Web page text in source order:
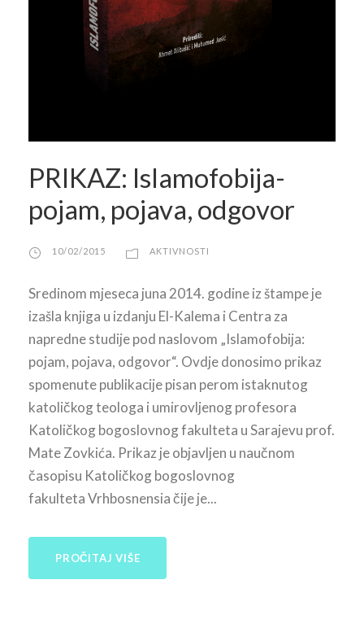
PRIKAZ: Islamofobija-
pojam, pojava, odgovor
10/02/2015 AKTIVNOSTI
Sredinom mjeseca juna 2014. godine iz štampe je
izašla knjiga u izdanju El-Kalema i Centra za
napredne studije pod naslovom „Islamofobija:
pojam, pojava, odgovor“. Ovdje donosimo prikaz
spomenute publikacije pisan perom istaknutog
katoličkog teologa i umirovljenog profesora
Katoličkog bogoslovnog fakulteta u Sarajevu prof.
Mate Zovkića. Prikaz je objavljen u naučnom
časopisu Katoličkog bogoslovnog
fakulteta Vrhbosnensia čije je...
PROČITAJ VIŠE